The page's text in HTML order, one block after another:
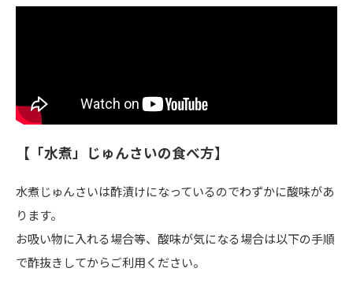
【「水煮」じゅんさいの食べ方】
水煮じゅんさいは酢漬けになっているのでわずかに酸味があ
ります。
お吸い物に入れる場合等、酸味が気になる場合は以下の手順
で酢抜きしてからご利用ください。